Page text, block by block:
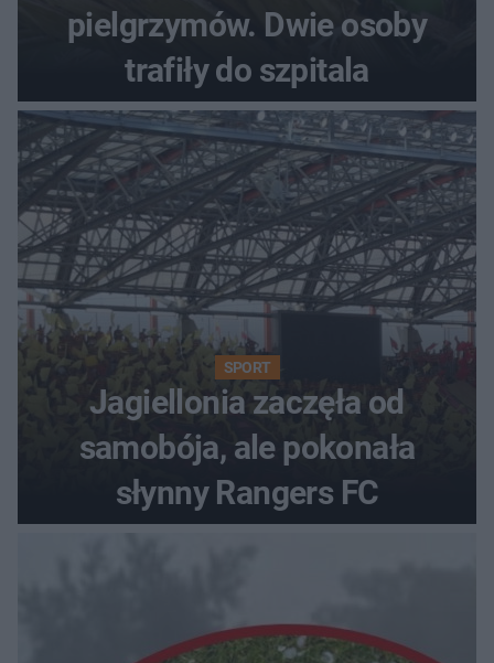
pielgrzymów. Dwie osoby
trafiły do szpitala
SPORT
Jagiellonia zaczęła od
samobója, ale pokonała
słynny Rangers FC